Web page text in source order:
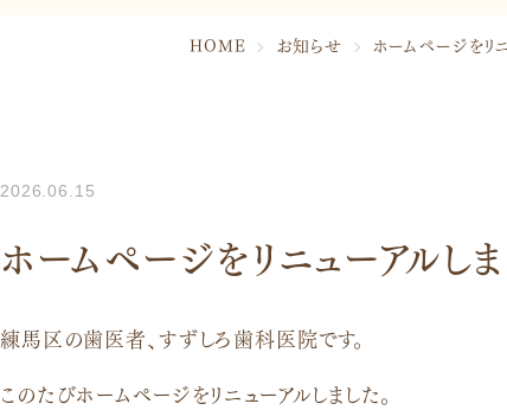
HOME お知らせ ホームページをリ
2026.06.15
ホームページをリニューアルし
練馬区の歯医者、すずしろ歯科医院です。
このたびホームページをリニューアルしました。